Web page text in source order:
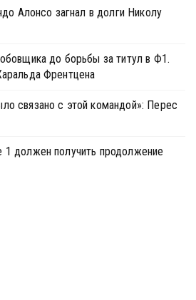
Алонсо загнал в долги Николу
до борьбы за титул в Ф1.
Френтцена
связано с этой командой»: Перес
должен получить продолжение